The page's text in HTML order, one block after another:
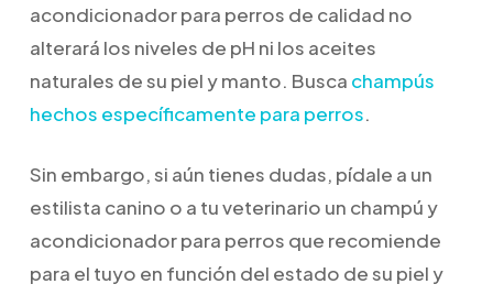
acondicionador para perros de calidad no
alterará los niveles de pH ni los aceites
naturales de su piel y manto. Busca champús
hechos específicamente para perros.
Sin embargo, si aún tienes dudas, pídale a un
estilista canino o a tu veterinario un champú y
acondicionador para perros que recomiende
para el tuyo en función del estado de su piel y